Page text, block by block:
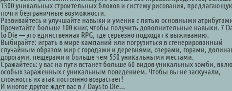
1300 уникальных строительных блоков и систему рисования,
почти безграничные возможности.
Развивайтесь и улучшайте навыки и умения с пятью основными
Прочитайте больше 100 книг, чтобы получить дополнительные навыки. 7
to Die — это единственная RPG, где серьезно подходят к выживанию.
Выбирайте: играть в мире кампаний или погрузиться в сгенерированный
случайным образом мир с городами и деревнями, озерами, горами,
дорогами, пещерами и больше чем 550 уникальными местами.
Сражайтесь: у вас на пути встанет больше 60 видов уникальных зомби,
особых зараженных с уникальным поведением. Чтобы вы не заскучали,
сложность их атак постоянно возрастает!
И многое другое ждет вас в 7 Days to Die...